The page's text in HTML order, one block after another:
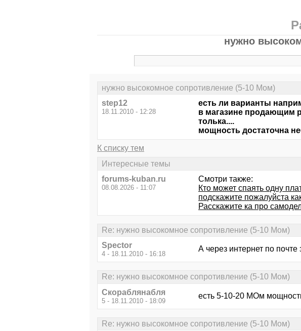
нужно
нужно высокомное сопротивление (5-10 Мом)
step12
18.11.2010 - 12:28
есть ли варианты
в магазине продающим
толька....
мощность достаточна
К списку тем
Интересные темы
forums-kuban.ru
08.08.2026 - 11:07
Смотри также:
Кто может спаять одну
подскажите пожалуйста
Расскажите ка про
Re: нужно высокомное сопротивление (5-10 Мом)
Spector
4 - 18.11.2010 - 16:18
А через интернет по почте
Re: нужно высокомное сопротивление (5-10 Мом)
Скораблянабля
5 - 18.11.2010 - 18:09
есть 5-10-20 МОм
Re: нужно высокомное сопротивление (5-10 Мом)